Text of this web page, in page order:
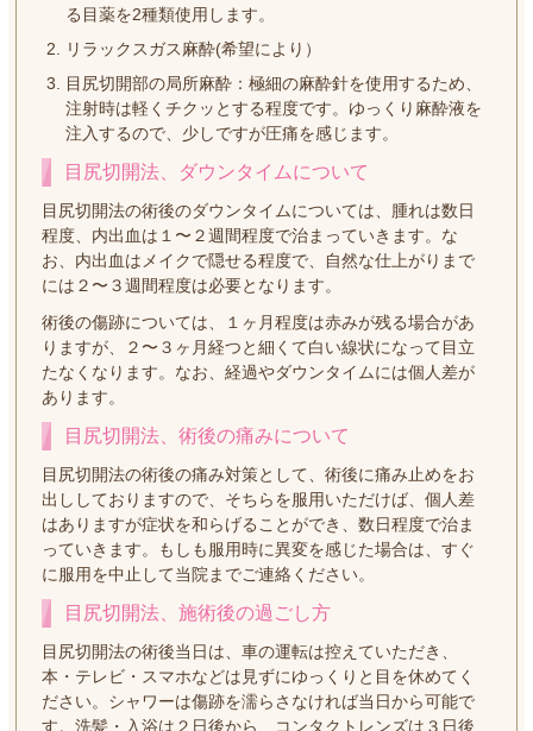
る目薬を2種類使用します。
リラックスガス麻酔(希望により）
目尻切開部の局所麻酔：極細の麻酔針を使用するため、
注射時は軽くチクッとする程度です。ゆっくり麻酔液を
注入するので、少しですが圧痛を感じます。
目尻切開法、ダウンタイムについて
目尻切開法の術後のダウンタイムについては、腫れは数日
程度、内出血は１〜２週間程度で治まっていきます。な
お、内出血はメイクで隠せる程度で、自然な仕上がりまで
には２〜３週間程度は必要となります。
術後の傷跡については、１ヶ月程度は赤みが残る場合があ
りますが、２〜３ヶ月経つと細くて白い線状になって目立
たなくなります。なお、経過やダウンタイムには個人差が
あります。
目尻切開法、術後の痛みについて
目尻切開法の術後の痛み対策として、術後に痛み止めをお
出ししておりますので、そちらを服用いただけば、個人差
はありますが症状を和らげることができ、数日程度で治ま
っていきます。もしも服用時に異変を感じた場合は、すぐ
に服用を中止して当院までご連絡ください。
目尻切開法、施術後の過ごし方
目尻切開法の術後当日は、車の運転は控えていただき、
本・テレビ・スマホなどは見ずにゆっくりと目を休めてく
ださい。シャワーは傷跡を濡らさなければ当日から可能で
す。洗髪・入浴は２日後から、コンタクトレンズは３日後